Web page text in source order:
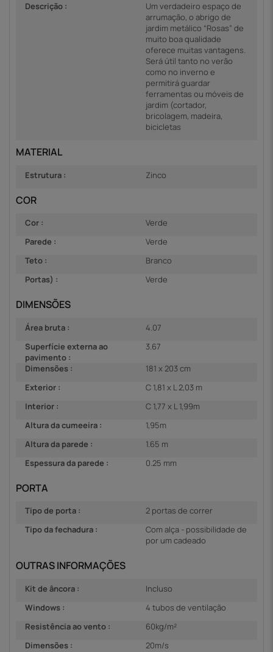
Descrição :
Um verdadeiro espaço de
arrumação, o abrigo de
jardim metálico “Rosas” de
muito boa qualidade
oferece muitas vantagens.
Será útil tanto no verão
como no inverno e
permitirá guardar
ferramentas ou móveis de
jardim (cortador,
bricolagem, madeira,
bicicletas
MATERIAL
Estrutura : Zinco
COR
Cor :
Verde
Parede :
Verde
Teto :
Branco
Portas) :
Verde
DIMENSÕES
Área bruta :
4.07
Superfície externa ao
pavimento :
3.67
Dimensões :
181 x 203 cm
Exterior :
C 1,81 x L 2,03 m
Interior :
C 1,77 x L 1,99m
Altura da cumeeira :
1,95m
Altura da parede :
1.65 m
Espessura da parede :
0.25 mm
PORTA
Tipo de porta :
2 portas de correr
Tipo da fechadura :
Com alça - possibilidade de
por um cadeado
OUTRAS INFORMAÇÕES
Kit de âncora :
Incluso
Windows :
4 tubos de ventilação
Resistência ao vento :
60kg/m²
Dimensões :
20m/s